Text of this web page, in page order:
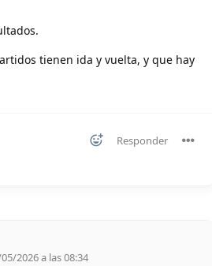
tienen ida y vuelta, y que hay
Responder
2026 a las 08:34